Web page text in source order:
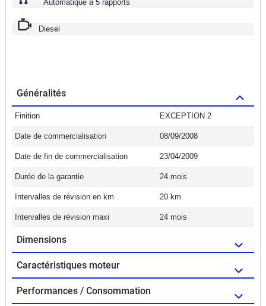
Automatique à 5 rapports
Diesel
Généralités
Finition EXCEPTION 2
Date de commercialisation 08/09/2008
Date de fin de commercialisation 23/04/2009
Durée de la garantie 24 mois
Intervalles de révision en km 20 km
Intervalles de révision maxi 24 mois
Dimensions
Caractéristiques moteur
Performances / Consommation